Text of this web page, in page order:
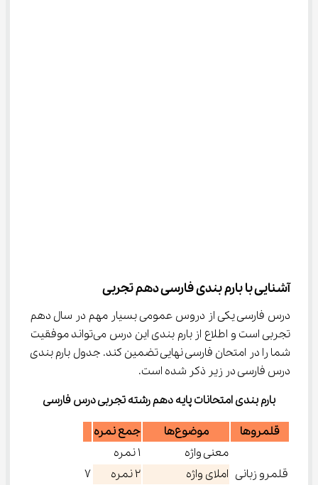
آشنایی با بارم بندی فارسی دهم تجربی
درس فارسی یکی از دروس عمومی بسیار مهم در سال دهم
تجربی است و اطلاع از بارم‌ بندی این درس می‌تواند موفقیت
شما را در امتحان فارسی نهایی تضمین کند. جدول بارم ‌بندی
درس فارسی در زیر ذکر شده است.
بارم‌ بندی امتحانات پایه دهم رشته تجربی درس فارسی
قلمروها
موضوع‌ها جمع نمره
قلمرو زبانی
معنی واژه
۱ نمره
7
املای واژه
۲ نمره